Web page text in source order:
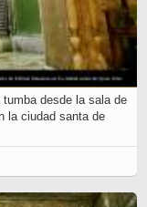
desde la sala de
la ciudad santa de